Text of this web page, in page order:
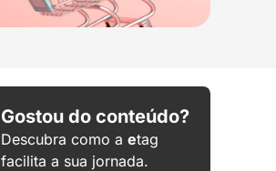
Gostou do conteúdo?
Descubra como a etag
facilita a sua jornada.